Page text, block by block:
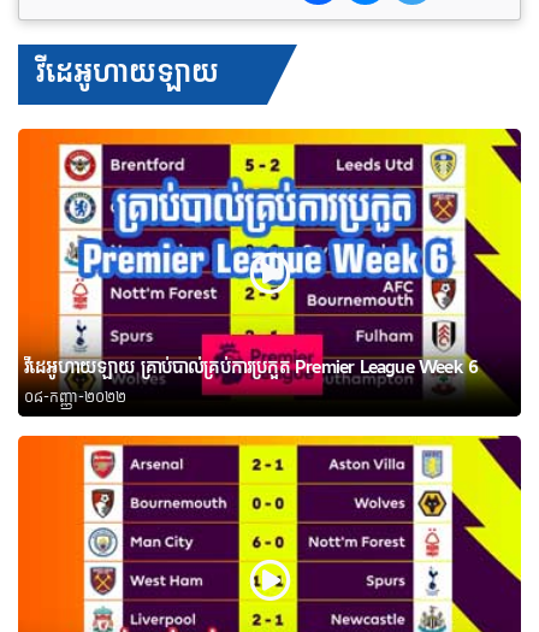
វីដេអូហាយឡាយ
វីដេអូហាយឡាយ គ្រាប់បាល់គ្រប់ការប្រកួត Premier League Week 6
០៨-កញ្ញា-២០២២